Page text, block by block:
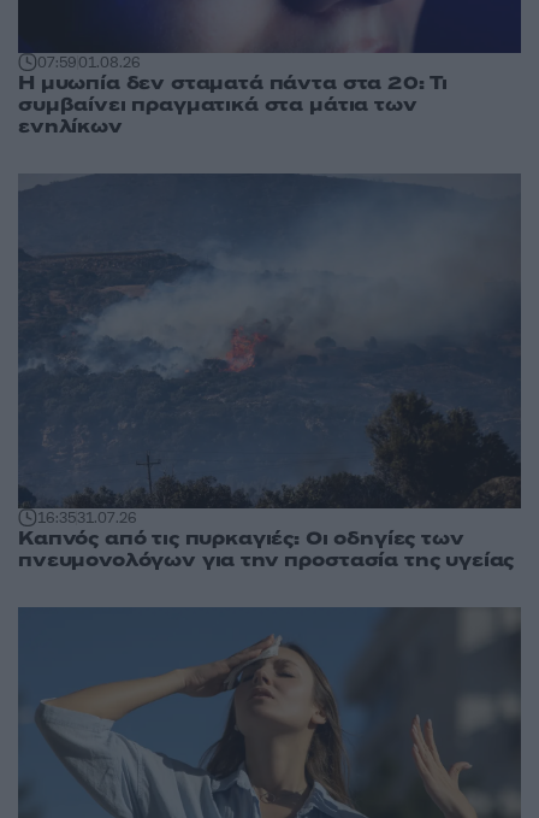
07:5901.08.26
Η μυωπία δεν σταματά πάντα στα 20: Τι
συμβαίνει πραγματικά στα μάτια των
ενηλίκων
16:3531.07.26
Καπνός από τις πυρκαγιές: Οι οδηγίες των
πνευμονολόγων για την προστασία της υγείας